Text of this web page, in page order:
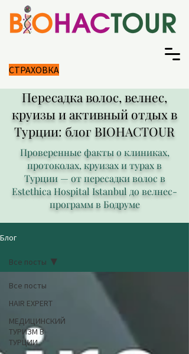
СТРАХОВКА
Пересадка волос, велнес,
круизы и активный отдых в
Турции: блог BIOHACTOUR
Проверенные факты о клиниках,
протоколах, круизах и турах в
Турции — от пересадки волос в
Estethica Hospital Istanbul до велнес-
программ в Бодруме
Блог
Все посты
HAIR EXPERT
МЕДИЦИНСКИЙ
ТУРИЗМ В
ТУРЦИИ
Все посты